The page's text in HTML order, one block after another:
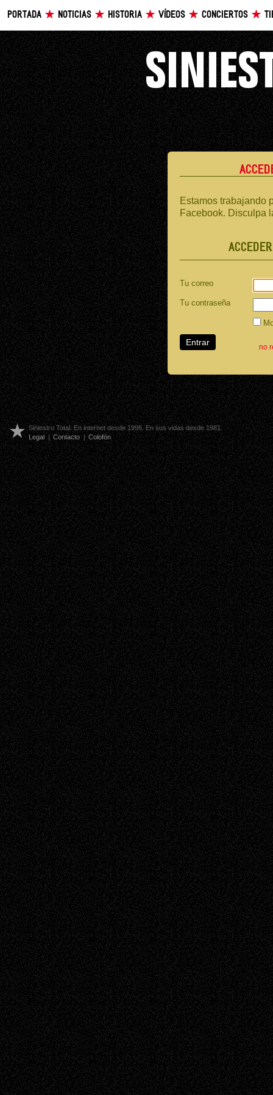
PORTADA NOTICIAS HISTORIA VÍDEOS CONCIERTOS
Estamos trabajando
Facebook. Disculpa
Tu correo
Tu contraseña
no
Siniestro Total. En internet desde 1996. En sus vidas desde 1981.
Legal | Contacto | Colofón